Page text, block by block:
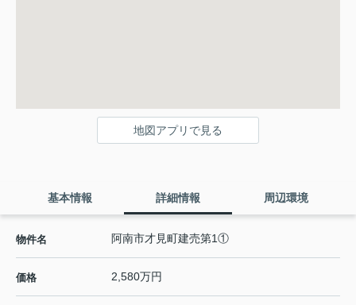
地図アプリで見る
基本情報 詳細情報 周辺環境
物件名 阿南市才見町建売第1①
価格 2,580万円